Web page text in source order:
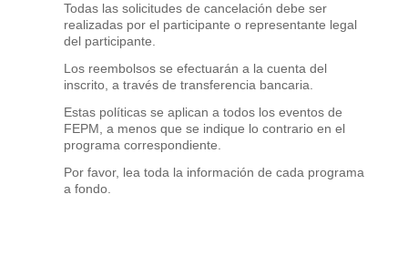
Todas las solicitudes de cancelación debe ser
realizadas por el participante o representante legal
del participante.
Los reembolsos se efectuarán a la cuenta del
inscrito, a través de transferencia bancaria.
Estas políticas se aplican a todos los eventos de
FEPM, a menos que se indique lo contrario en el
programa correspondiente.
Por favor, lea toda la información de cada programa
a fondo.